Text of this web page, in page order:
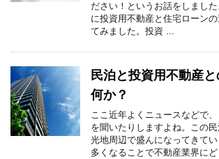
ださい！というお話をしまし
に投資用不動産と住宅ローン
てみました。投資 ...
民泊と投資用不動産
何か？
ここ近年よくニュースなどで
を聞いたりしますよね。この
光地周辺で盛んになってきて
多くなることで不動産業界に